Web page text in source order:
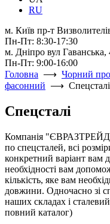
RU
м. Київ пр-т
Пн-Пт: 8:30-17:30
м. Дніпро вул Гаванська,
Пн-Пт: 9:00-16:00
Головна ⟶ Чорний
фасонний ⟶ Спецсталі
Спецсталі
Компанія "ЄВРАЗТРЕЙД"
по спецсталей, всі
конкретний варіант вам
необхідності вам
кількість, яке вам
довжини. Одночасно зі
наших складах і
повний каталог)